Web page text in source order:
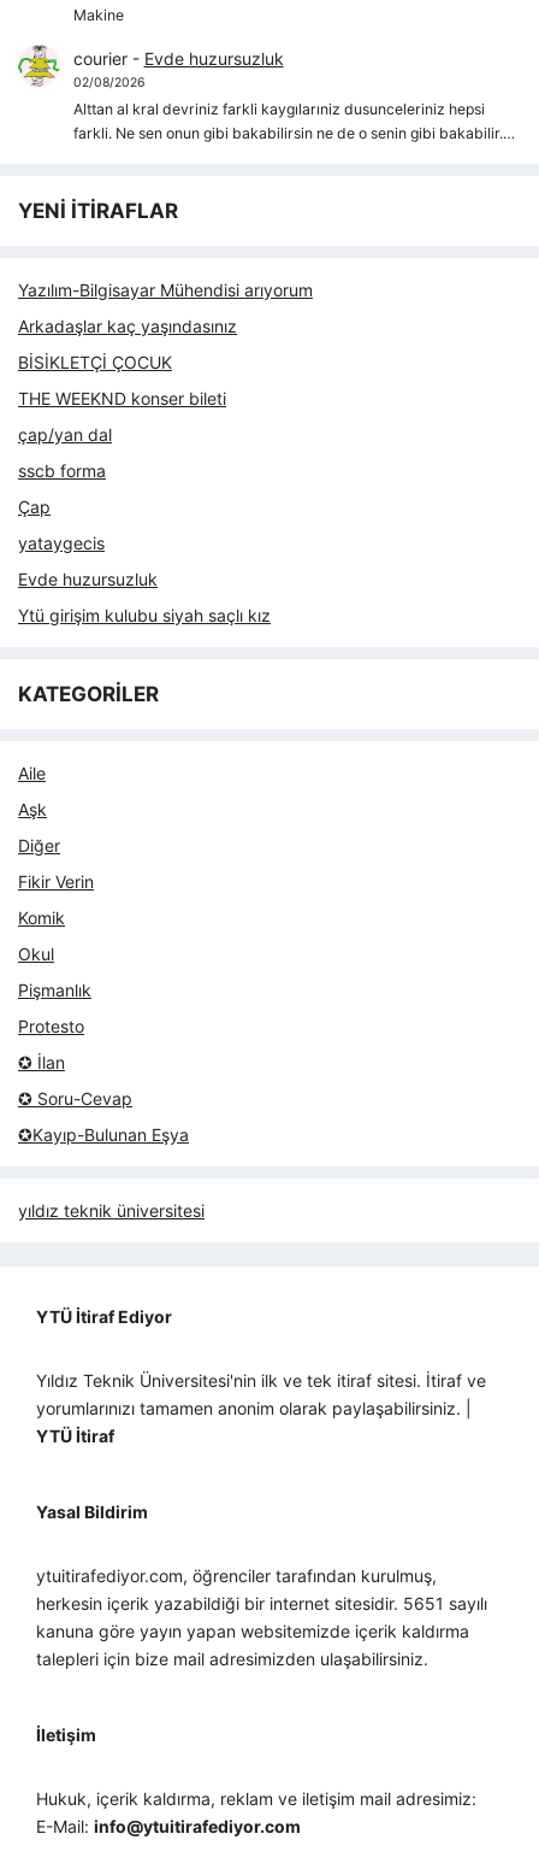
Makine
courier- Evde huzursuzluk
02/08/2026
Alttan al kral devriniz farkli kaygılarıniz dusunceleriniz hepsi
farkli. Ne sen onun gibi bakabilirsin ne de o senin gibi bakabilir.…
YENİ İTİRAFLAR
Yazılım-Bilgisayar Mühendisi arıyorum
Arkadaşlar kaç yaşındasınız
BİSİKLETÇİ ÇOCUK
THE WEEKND konser bileti
çap/yan dal
sscb forma
Çap
yataygecis
Evde huzursuzluk
Ytü girişim kulubu siyah saçlı kız
KATEGORİLER
Aile
Aşk
Diğer
Fikir Verin
Komik
Okul
Pişmanlık
Protesto
✪ İlan
✪ Soru-Cevap
✪Kayıp-Bulunan Eşya
yıldız teknik üniversitesi
YTÜ İtiraf Ediyor
Yıldız Teknik Üniversitesi'nin ilk ve tek itiraf sitesi. İtiraf ve
yorumlarınızı tamamen anonim olarak paylaşabilirsiniz. |
YTÜ İtiraf
Yasal Bildirim
ytuitirafediyor.com, öğrenciler tarafından kurulmuş,
herkesin içerik yazabildiği bir internet sitesidir. 5651 sayılı
kanuna göre yayın yapan websitemizde içerik kaldırma
talepleri için bize mail adresimizden ulaşabilirsiniz.
İletişim
Hukuk, içerik kaldırma, reklam ve iletişim mail adresimiz:
E-Mail: info@ytuitirafediyor.com